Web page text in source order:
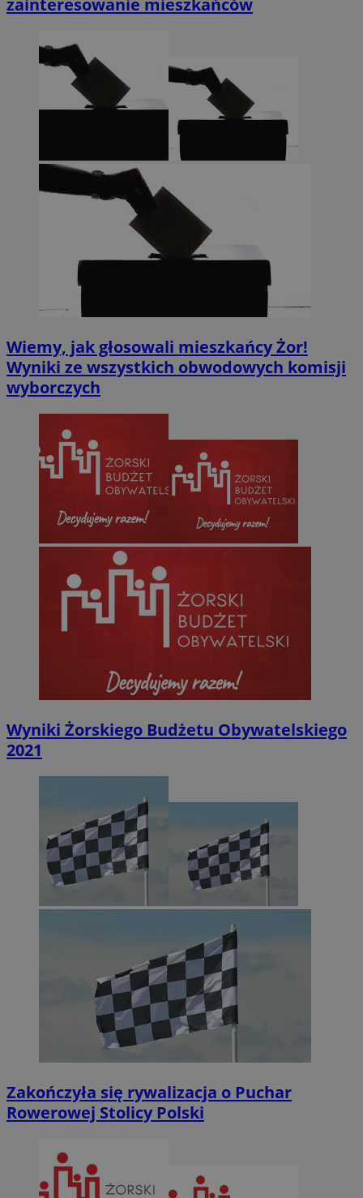
Wiemy, jak głosowali mieszkańcy Żor!
Wyniki ze wszystkich obwodowych komisji
wyborczych
Wyniki Żorskiego Budżetu Obywatelskiego
2021
Zakończyła się rywalizacja o Puchar
Rowerowej Stolicy Polski